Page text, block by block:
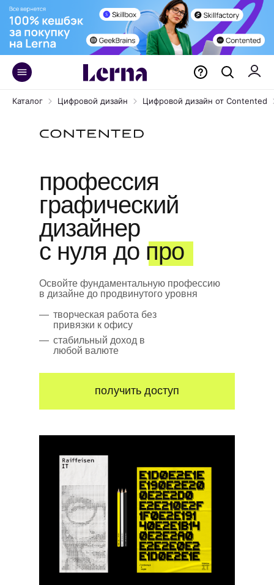
Каталог Цифровой дизайн Цифровой дизайн от Contented
получить доступ
Освойте фундаментальную профессию
в дизайне до продвинутого уровня
профессия
графический
дизайнер
с нуля до про
—
— творческая работа без
привязки к офису
стабильный доход в
любой валюте